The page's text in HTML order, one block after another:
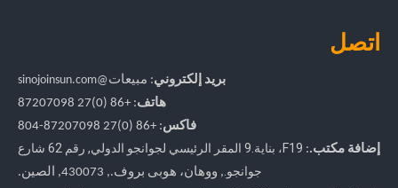
اتصل
بريد إلكتروني: مبيعات @sinojoinsun.com
هاتف: +86 (0)27 87207098
فاكس: +86
(0)27
87207098-804
إضافة مكتب.: F19، بناية.9 المقر الرئيسي لجوانجو الدولي ,
رقم 62 شارع
جوانجو. , ووهان، هوبى بروف., 430073, الصين.